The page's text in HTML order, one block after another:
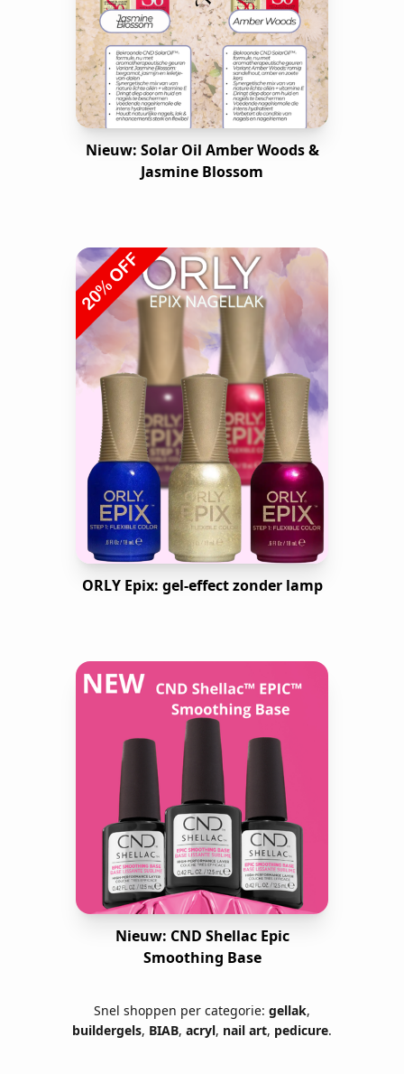
Nieuw: Solar Oil Amber Woods &
Jasmine Blossom
ORLY Epix: gel-effect zonder lamp
Nieuw: CND Shellac Epic
Smoothing Base
Snel shoppen per categorie: gellak,
buildergels, BIAB, acryl, nail art, pedicure.